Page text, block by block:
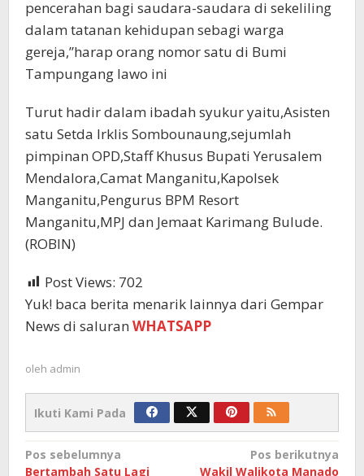
pencerahan bagi saudara-saudara di sekeliling
dalam tatanan kehidupan sebagi warga
gereja,”harap orang nomor satu di Bumi
Tampungang lawo ini
Turut hadir dalam ibadah syukur yaitu,Asisten
satu Setda Irklis Sombounaung,sejumlah
pimpinan OPD,Staff Khusus Bupati Yerusalem
Mendalora,Camat Manganitu,Kapolsek
Manganitu,Pengurus BPM Resort
Manganitu,MPJ dan Jemaat Karimang Bulude.
(ROBIN)
Post Views: 702
Yuk! baca berita menarik lainnya dari Gempar
News di saluran WHATSAPP
oleh admin
Ikuti Kami Pada
Navigasi
Pos sebelumnya
Bertambah Satu Lagi
Pos berikutnya
Wakil Walikota Manado